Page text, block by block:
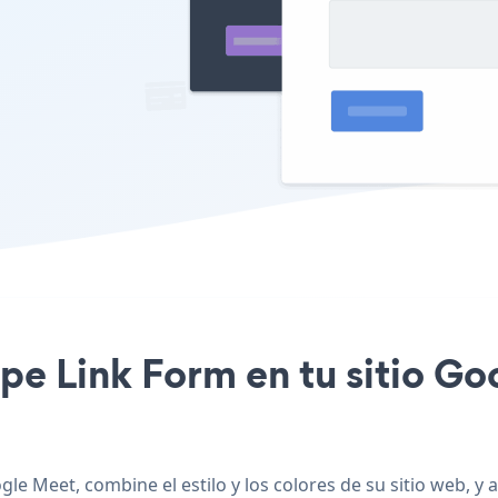
Link Form en tu sitio
Meet, combine el estilo y los colores de su sitio web,